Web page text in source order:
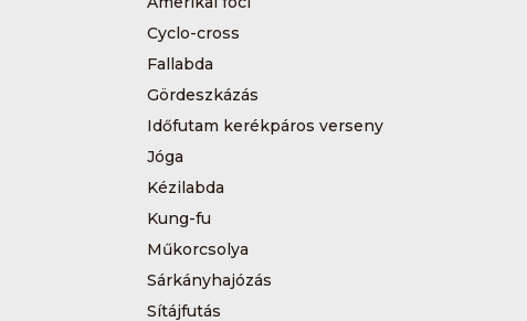
Cyclo-cross
Fallabda
Gördeszkázás
Időfutam kerékpáros verseny
Jóga
Kézilabda
Kung-fu
Műkorcsolya
Sárkányhajózás
Sítájfutás